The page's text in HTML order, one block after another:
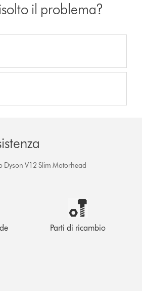
il problema?
Dyson V12 Slim Motorhead
Parti di ricambio